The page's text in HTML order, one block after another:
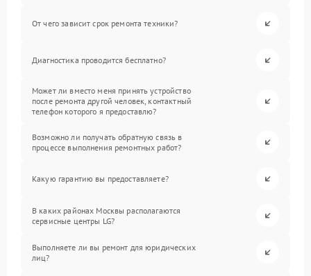
От чего зависит срок ремонта техники?
Диагностика проводится бесплатно?
Может ли вместо меня принять устройство
после ремонта другой человек, контактный
телефон которого я предоставлю?
Возможно ли получать обратную связь в
процессе выполнения ремонтных работ?
Какую гарантию вы предоставляете?
В каких районах Москвы располагаются
сервисные центры LG?
Выполняете ли вы ремонт для юридических
лиц?